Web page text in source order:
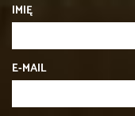
IMIĘ
E-MAIL